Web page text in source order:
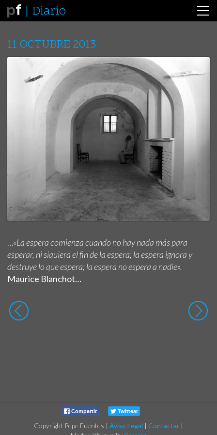
Diario
11 OCTUBRE 2013
…«La espera comienza cuando no hay nada más para
esperar, ni siquiera el fin de la espera; la espera ignora y
destruye lo que espera; la espera no espera a nadie».
Maurice Blanchot…
Compartir Twittear
Copyright Pepe Fuentes | Aviso Legal | Contactar |